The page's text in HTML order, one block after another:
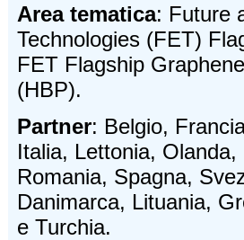
Area tematica: Future
Technologies (FET)
FET Flagship
(HBP).
Partner: Belgio,
Italia, Lettonia,
Romania, Spagna,
Danimarca, Lituania,
e Turchia.